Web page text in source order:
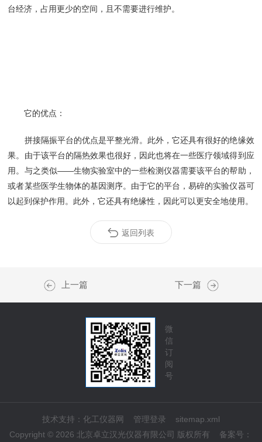
台经济，占用更少的空间，且不需要进行维护。
它的优点：
拼接隔振平台的优点是平整光滑。此外，它还具有很好的绝缘效
果。由于该平台的隔热效果也很好，因此也将在一些医疗领域得到应
用。与之类似——生物实验室中的一些检测仪器需要该平台的帮助，
或者某些医学生物体的基因测序。由于它的平台，易碎的实验仪器可
以起到保护作用。此外，它还具有绝缘性，因此可以更安全地使用。
返回列表
上一篇 下一篇
微
信
订
阅
号
技术支持： 化工仪器网 管理登录
sitemap.xml
Copyright © 2026 北京卓立汉光仪器有限公司 版权所有 备案号：